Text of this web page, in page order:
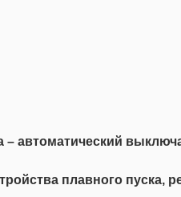
автоматический
плавного пуска,